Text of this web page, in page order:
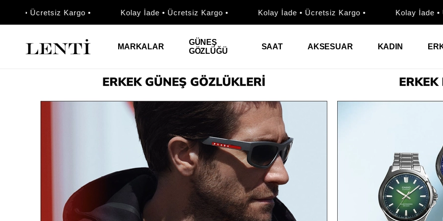
• Ücretsiz Kargo • Kolay İade • Ücretsiz Kargo • Kolay İade • Ücretsiz Kargo • Kolay İade •
MARKALAR
GÜNEŞ
GÖZLÜĞÜ
SAAT AKSESUAR KADIN